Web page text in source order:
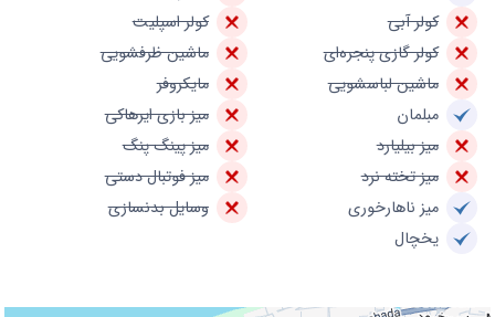
کولر آبی
کولر اسپلیت
کولر گازی پنجره‌ای
ماشین ظرفشویی
ماشین لباسشویی
مایکروفر
مبلمان
میز بازی ایرهاکی
میز بیلیارد
میز پینگ پنگ
میز تخته نرد
میز فوتبال دستی
میز ناهارخوری
وسایل بدنسازی
یخچال